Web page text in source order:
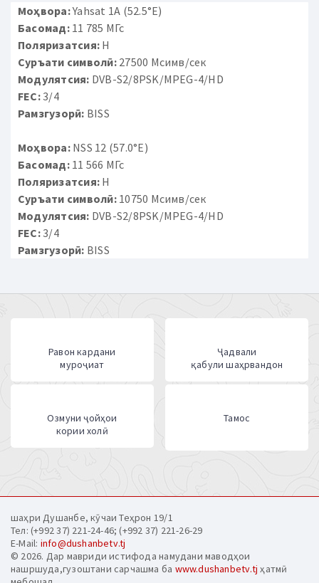
Моҳвора:Yahsat 1A (52.5°E)
Басомад:11 785 МГс
Поляризатсия: H
Суръати символӣ:27500 Мсимв/сек
Модулятсия: DVB-S2/8PSK/MPEG-4/HD
FEC:3/4
Рамзгузорӣ: BISS
Моҳвора:NSS 12 (57.0°E)
Басомад:11 566 МГс
Поляризатсия: H
Суръати символӣ:10750 Мсимв/сек
Модулятсия: DVB-S2/8PSK/MPEG-4/HD
FEC:3/4
Рамзгузорӣ: BISS
Равон кардани
муроҷиат
Ҷадвали
қабули шаҳрвандон
Озмуни ҷойҳои
кории холӣ
Тамос
шаҳри Душанбе, кӯчаи Теҳрон 19/1
Тел: (+992 37) 221-24-46; (+992 37) 221-26-29
E-Mail: info@dushanbetv.tj
© 2026. Дар мавриди истифода намудани маводҳои
нашршуда,гузоштани сарчашма ба www.dushanbetv.tj ҳатмӣ